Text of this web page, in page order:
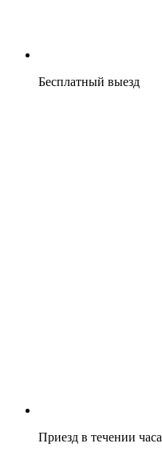
Бесплатный выезд
Приезд в течении часа